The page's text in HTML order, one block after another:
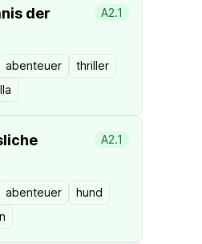
der
A2.1
abenteuer
thriller
A2.1
abenteuer
hund